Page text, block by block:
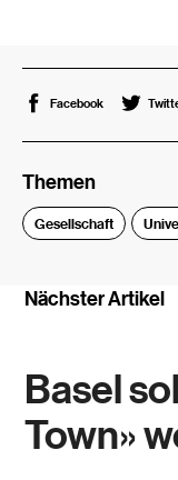
Facebook
Themen
Gesellschaft
Nächster Artikel
Basel
Town»